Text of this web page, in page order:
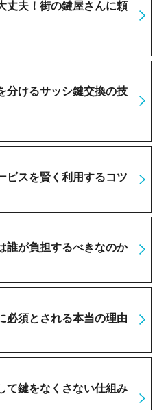
丈夫！街の鍵屋さんに頼
分けるサッシ鍵交換の技
ビスを賢く利用するコツ
誰が負担するべきなのか
必須とされる本当の理由
て鍵をなくさない仕組み